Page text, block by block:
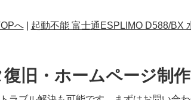
へ| 起動不能 富士通ESPLIMO D588/BX
旧・ホームページ制